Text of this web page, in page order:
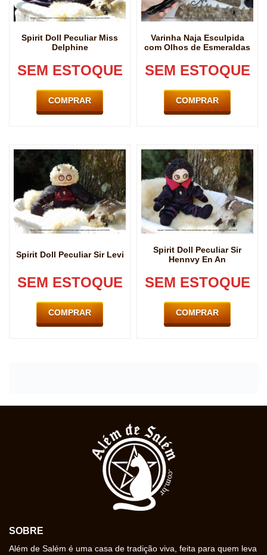
Spirit Doll Peculiar Miss
Delphine
SEM ESTOQUE
COMPRAR
Varinha Naja Esculpida
com Olhos de Esmeraldas
SEM ESTOQUE
COMPRAR
Spirit Doll Peculiar Sir Levi
SEM ESTOQUE
COMPRAR
Spirit Doll Peculiar Sir
Hennvy En An
SEM ESTOQUE
COMPRAR
SOBRE
Além de Salém é uma casa de tradição viva, feita para quem leva